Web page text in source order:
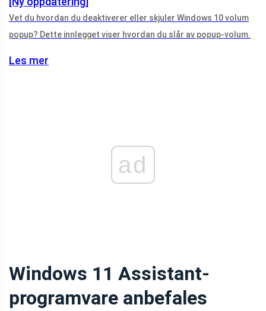
Vet du hvordan du deaktiverer eller skjuler Windows 10 volum
popup? Dette innlegget viser hvordan du slår av popup-volum.
Les mer
ad
Windows 11 Assistant-
programvare anbefales